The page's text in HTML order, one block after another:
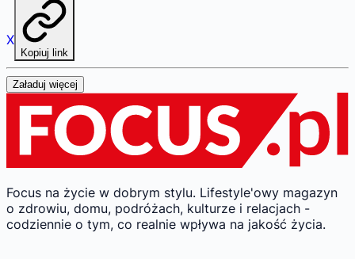
X
Kopiuj link
Załaduj więcej
Focus na życie w dobrym stylu. Lifestyle'owy magazyn
o zdrowiu, domu, podróżach, kulturze i relacjach -
codziennie o tym, co realnie wpływa na jakość życia.